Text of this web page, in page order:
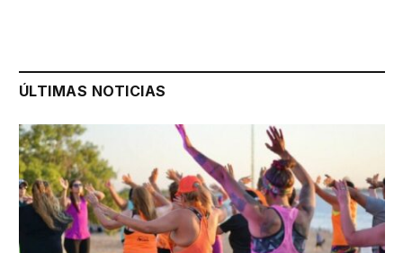
ÚLTIMAS NOTICIAS